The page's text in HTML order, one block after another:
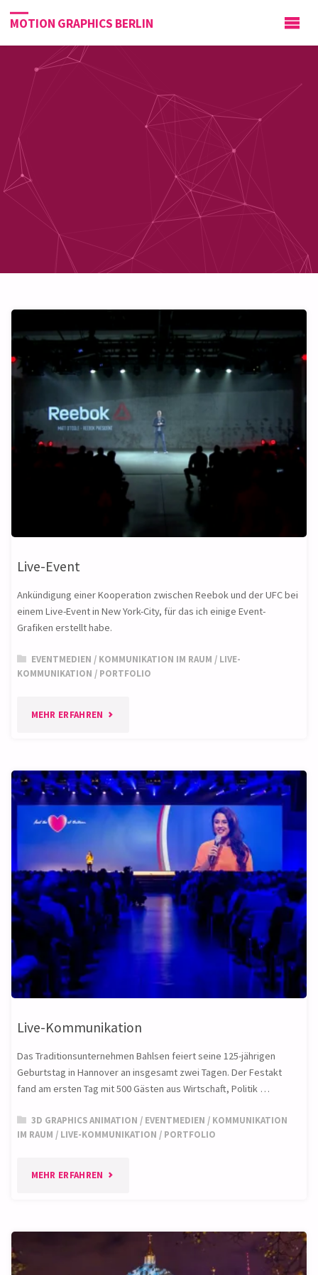
MOTION GRAPHICS BERLIN
Live-Event
Ankündigung einer Kooperation zwischen Reebok und der UFC bei
einem Live-Event in New York-City, für das ich einige Event-
Grafiken erstellt habe.
EVENTMEDIEN / KOMMUNIKATION IM RAUM / LIVE-
KOMMUNIKATION / PORTFOLIO
MEHR ERFAHREN "LIVE-
Live-Kommunikation
Das Traditionsunternehmen Bahlsen feiert seine 125-jährigen
Geburtstag in Hannover an insgesamt zwei Tagen. Der Festakt
fand am ersten Tag mit 500 Gästen aus Wirtschaft, Politik …
3D GRAPHICS ANIMATION / EVENTMEDIEN / KOMMUNIKATION
IM RAUM / LIVE-KOMMUNIKATION / PORTFOLIO
MEHR ERFAHREN "LIVE-